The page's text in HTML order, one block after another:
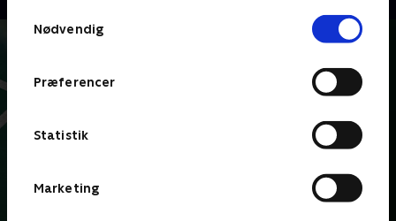
Nødvendig
Præferencer
Statistik
Marketing